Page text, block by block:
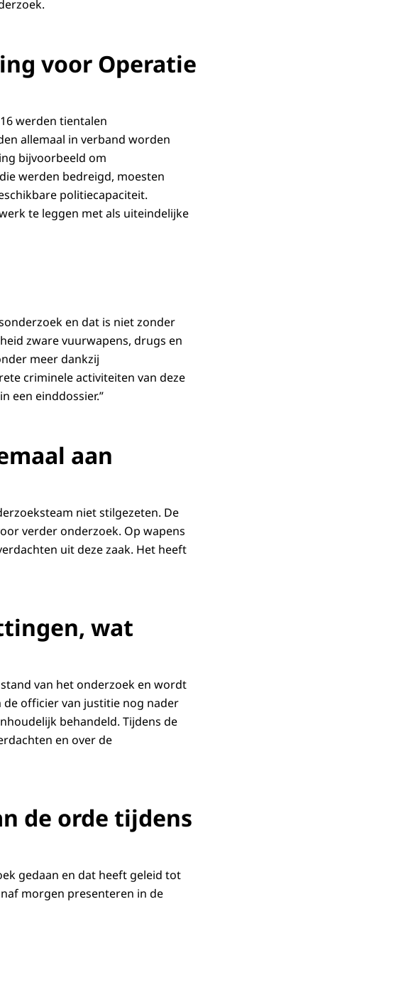
voor Operatie
werden tientalen
allemaal in verband worden
bijvoorbeeld om
werden bedreigd, moesten
politiecapaciteit.
te leggen met als uiteindelijke
en dat is niet zonder
zware vuurwapens, drugs en
meer dankzij
criminele activiteiten van deze
een einddossier.”
aan
niet stilgezeten. De
verder onderzoek. Op wapens
uit deze zaak. Het heeft
wat
van het onderzoek en wordt
officier van justitie nog nader
behandeld. Tijdens de
en over de
de orde tijdens
gedaan en dat heeft geleid tot
morgen presenteren in de